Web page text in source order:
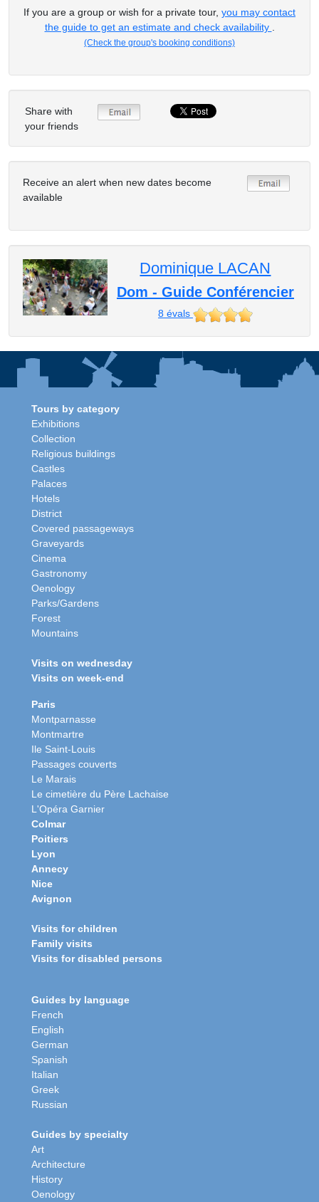
If you are a group or wish for a private tour, you may contact
the guide to get an estimate and check availability
(Check the group's booking conditions)
Share with
your friends
Receive an alert when new dates become
available
Dominique LACAN
Dom - Guide Conférencier
8 évals
Tours by category
Exhibitions
Collection
Religious buildings
Castles
Palaces
Hotels
District
Covered passageways
Graveyards
Cinema
Gastronomy
Oenology
Parks/Gardens
Forest
Mountains
Visits on wednesday
Visits on week-end
Paris
Montparnasse
Montmartre
Ile Saint-Louis
Passages couverts
Le Marais
Le cimetière du Père Lachaise
L'Opéra Garnier
Colmar
Poitiers
Lyon
Annecy
Nice
Avignon
Visits for children
Family visits
Visits for disabled persons
Guides by language
French
English
German
Spanish
Italian
Greek
Russian
Guides by specialty
Art
Architecture
History
Oenology